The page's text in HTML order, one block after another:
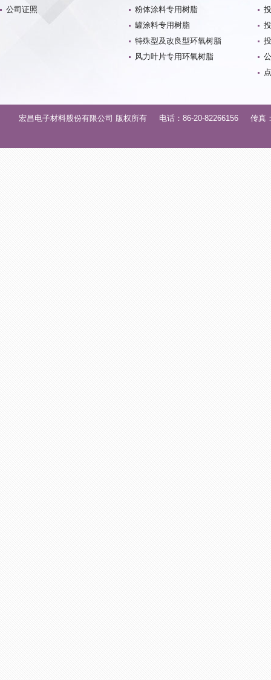
公司证照
粉体涂料专用树脂
罐涂料专用树脂
特殊型及改良型环氧树脂
风力叶片专用环氧树脂
宏昌电子材料股份有限公司 版权所有 电话：86-20-82266156 传真